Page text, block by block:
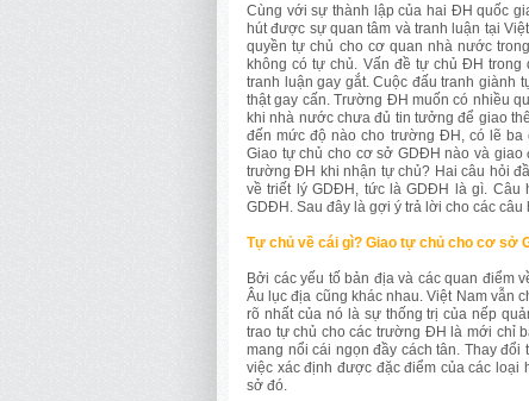
Cùng với sự thành lập của hai ĐH quốc
hút được sự quan tâm và tranh luận tại
quyền tự chủ cho cơ quan nhà nước
không có tự chủ. Vấn đề tự chủ ĐH
tranh luận gay gắt. Cuộc đấu tranh giành
thật gay cấn. Trường ĐH muốn có nhiều
khi nhà nước chưa đủ tin tưởng để giao
đến mức độ nào cho trường ĐH, có lẽ
Giao tự chủ cho cơ sở GDĐH nào và giao
trường ĐH khi nhận tự chủ? Hai câu hỏi
về triết lý GDĐH, tức là GDĐH là gì. Câu
GDĐH. Sau đây là gợi ý trả lời cho các câu
Tự chủ về cái gì? Giao tự chủ cho cơ sở
Bởi các yếu tố bản địa và các quan điểm
Âu lục địa cũng khác nhau. Việt Nam vẫn
rõ nhất của nó là sự thống trị của nếp
trao tự chủ cho các trường ĐH là mới chỉ
mang nổi cái ngọn đầy cách tân. Thay
việc xác định được đặc điểm của các
sở đó.